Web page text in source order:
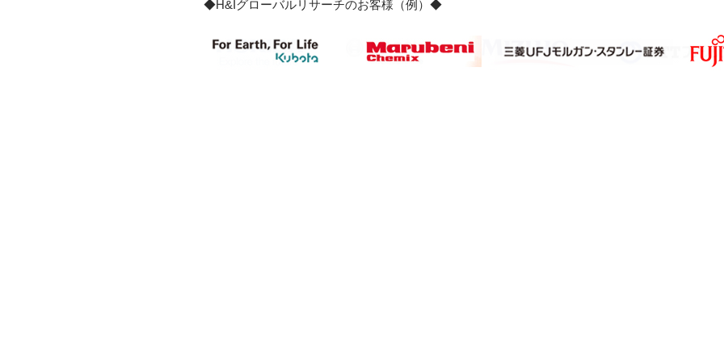
◆H&Iグローバルリサーチのお客様（例）◆